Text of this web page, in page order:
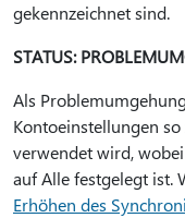
gekennzeichnet sind.
STATUS:
Als
Kontoeinstellungen
verwendet wird,
auf Alle festgelegt ist.
Erhöhen des